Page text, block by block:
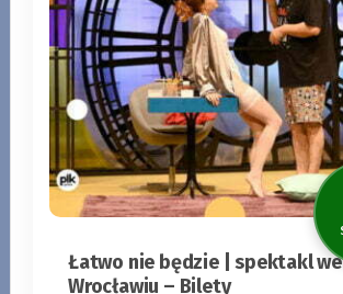
Łatwo nie będzie | spektakl we
Wrocławiu – Bilety